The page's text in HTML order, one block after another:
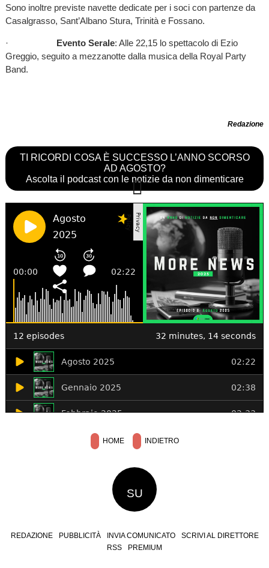
Sono inoltre previste navette dedicate per i soci con partenze da
Casalgrasso, Sant’Albano Stura, Trinità e Fossano.
· Evento Serale: Alle 22,15 lo spettacolo di Ezio
Greggio, seguito a mezzanotte dalla musica della Royal Party
Band.
Redazione
TI RICORDI COSA È SUCCESSO L’ANNO SCORSO
AD AGOSTO?
Ascolta il podcast con le notizie da non dimenticare
HOME INDIETRO
SU
REDAZIONE PUBBLICITÀ INVIA COMUNICATO
SCRIVI AL DIRETTORE
RSS
PREMIUM